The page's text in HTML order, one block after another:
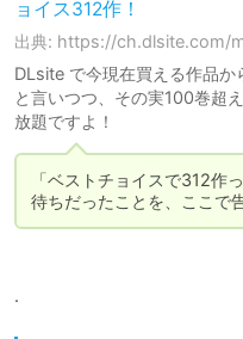
ョイス312作！
出典: https://ch.dlsite.com/
DLsite で今現在買える作品
と言いつつ、その実100巻超
放題ですよ！
「ベストチョイスで312作
.